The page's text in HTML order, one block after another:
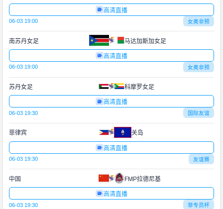
高清直播
06-03 19:00 女奥非预
南苏丹女足 马达加斯加女足
高清直播
06-03 19:00 女奥非预
苏丹女足 科摩罗女足
高清直播
06-03 19:30 国际友谊
菲律宾 关岛
高清直播
06-03 19:30 友谊赛
中国 FMP拉德尼基
高清直播
06-03 19:30 菲专员杯